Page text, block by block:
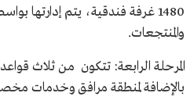
1480 غرفة فندقية، يتم إدارتها
والمنتجعات.
المرحلة الرابعة: تتكون من ثلاث
بالإضافة لمنطقة مرافق وخدمات